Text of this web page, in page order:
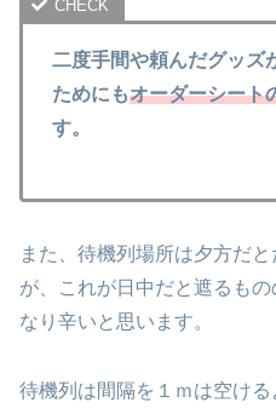
二度手間や頼んだグッズ
ためにもオーダーシート
す。
また、待機列場所は夕方だ
が、これが日中だと遮るも
なり辛いと思います。
待機列は間隔を１ｍは空け